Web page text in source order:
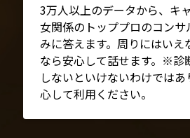
3万人以上のデータから、キ
女関係のトッププロのコンサ
みに答えます。周りにはいえ
なら安心して話せます。※診
しないといけないわけでは
心して利用ください。